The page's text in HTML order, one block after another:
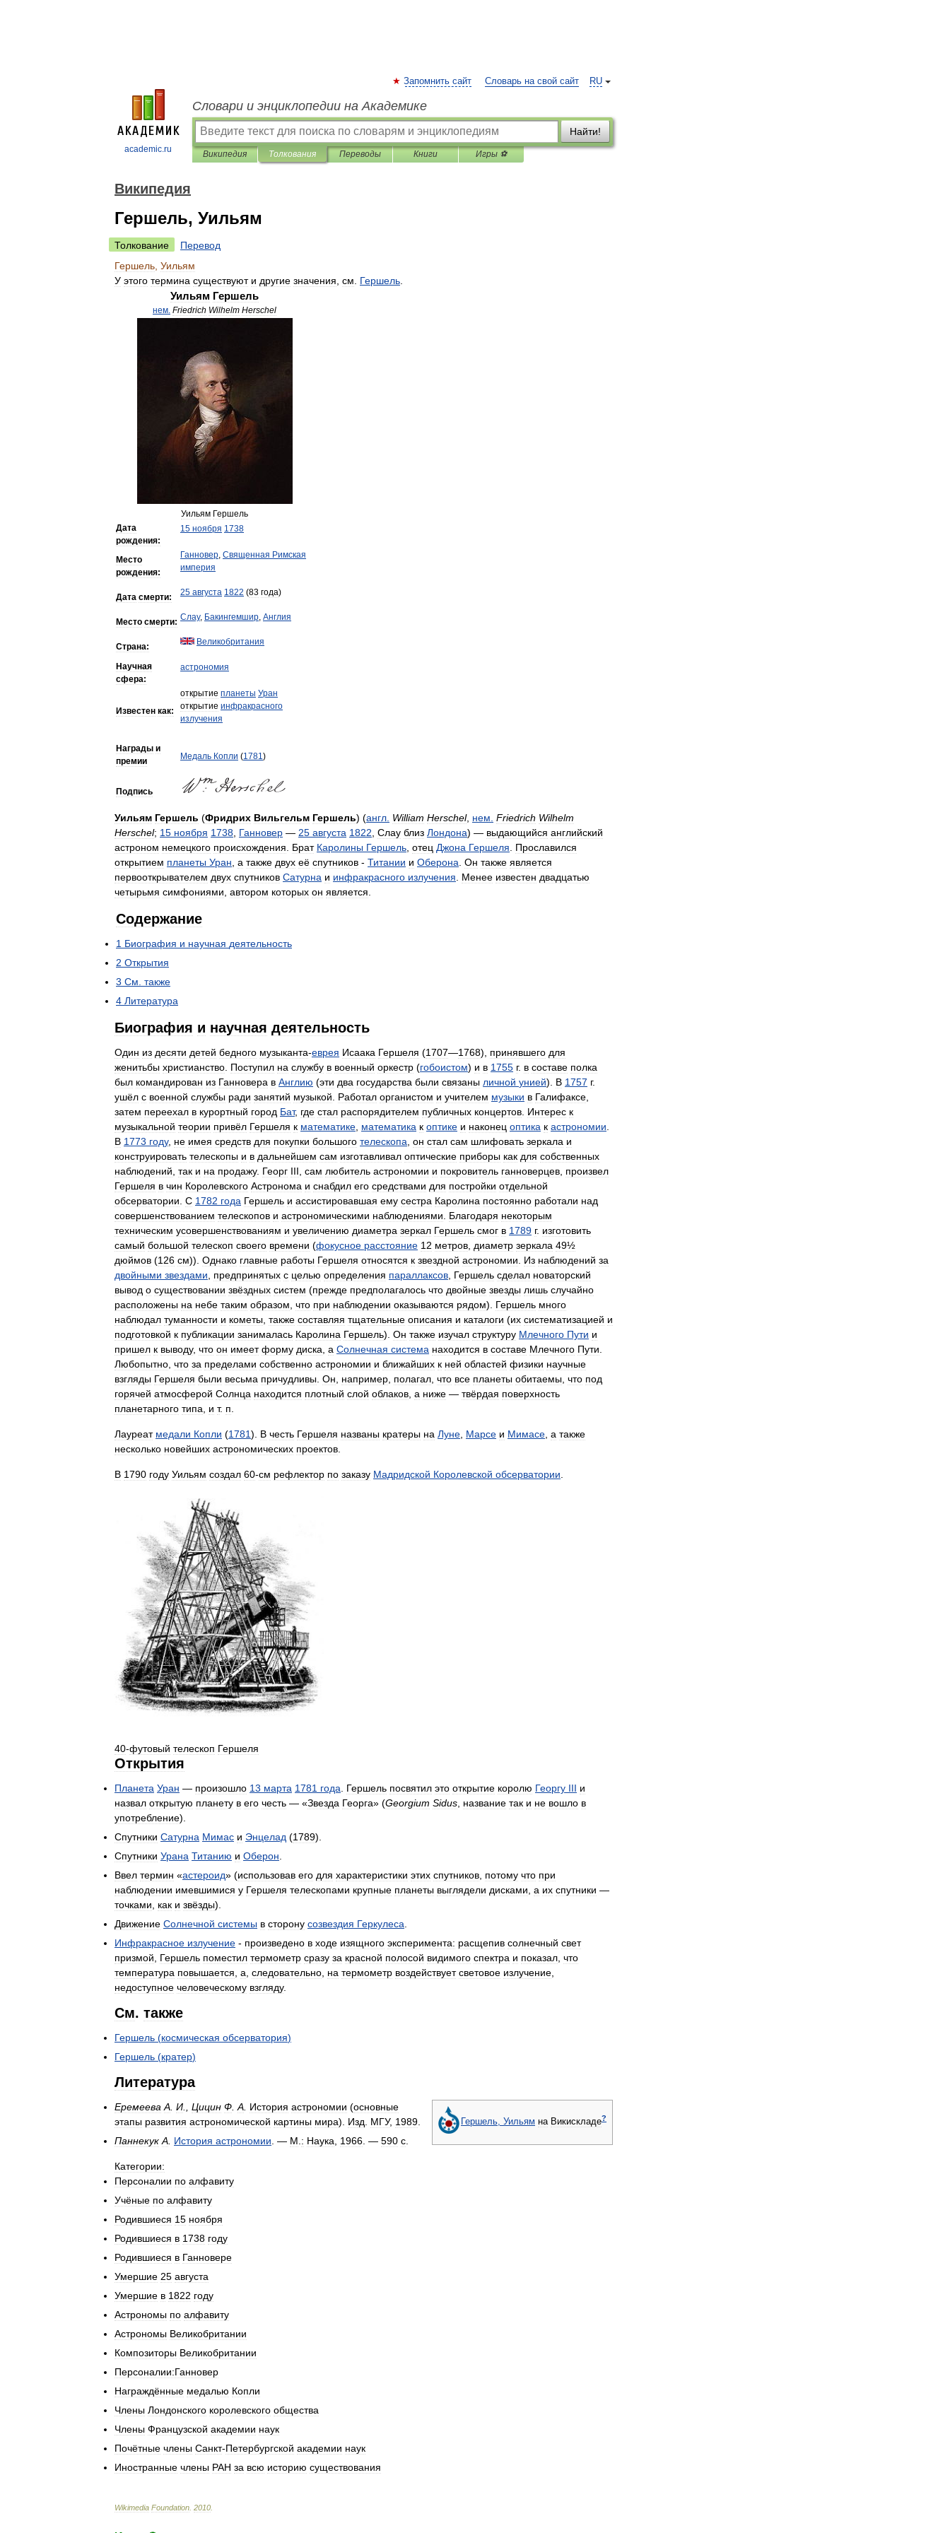
academic.ru
RU
Запомнить сайт Словарь на свой сайт
Словари и энциклопедии на Академике
Найти!
Википедия Толкования Переводы Книги Игры ⚽
Википедия
Гершель, Уильям
Толкование
Перевод
Гершель Уильям
У этого термина существуют и другие значения см Гершель
Уильям Гершель
нем. Friedrich Wilhelm Herschel
Уильям Гершель
Дата
рождения:
15 ноября 1738
Место
рождения:
Ганновер, Священная Римская
империя
Дата смерти: 25 августа 1822 (83 года)
Место смерти: Слау, Бакингемшир, Англия
Страна: Великобритания
Научная
сфера:
астрономия
Известен как:
открытие планеты Уран
открытие инфракрасного
излучения
Награды и
премии
Медаль Копли (1781)
Подпись
Уильям Гершель (Фридрих Вильгельм Гершель) (англ William Herschel, нем Friedrich Wilhelm
Herschel; 15 ноября 1738 Ганновер — 25 августа 1822 Слау близ Лондона) — выдающийся английский
астроном немецкого происхождения Брат Каролины Гершель отец Джона Гершеля
Прославился
открытием планеты Уран а также двух её спутников - Титании и Оберона Он также является
первооткрывателем двух спутников Сатурна и инфракрасного излучения Менее известен двадцатью
четырьмя симфониями автором которых он является
Содержание
1 Биография и научная деятельность
2 Открытия
3 См также
4 Литература
Биография и научная деятельность
Один из десяти детей бедного музыканта-еврея Исаака Гершеля (1707—1768), принявшего для
женитьбы христианство Поступил на службу в военный оркестр (гобоистом) и в 1755 г. в составе полка
был командирован из Ганновера в Англию (эти два государства были связаны личной унией). В 1757 г.
ушёл с военной службы ради занятий музыкой Работал органистом и учителем музыки в Галифаксе
затем переехал в курортный город Бат, где стал распорядителем публичных концертов Интерес к
музыкальной теории привёл Гершеля к математике математика к оптике и наконец оптика к астрономии
В 1773 году, не имея средств для покупки большого телескопа он стал сам шлифовать зеркала и
конструировать телескопы и в дальнейшем сам изготавливал оптические приборы как для собственных
наблюдений так и на продажу. Георг III сам любитель астрономии и покровитель ганноверцев произвел
Гершеля в чин Королевского Астронома и снабдил его средствами для постройки отдельной
обсерватории С 1782 года Гершель и ассистировавшая ему сестра Каролина постоянно работали над
совершенствованием телескопов и астрономическими наблюдениями Благодаря некоторым
техническим усовершенствованиям и увеличению диаметра зеркал Гершель смог в 1789 г. изготовить
самый большой телескоп своего времени (фокусное расстояние 12 метров диаметр зеркала 49½
дюймов (126 см)). Однако главные работы Гершеля относятся к звездной астрономии Из наблюдений за
двойными звездами предпринятых с целью определения параллаксов Гершель сделал новаторский
вывод о существовании звёздных систем (прежде предполагалось что двойные звезды лишь случайно
расположены на небе таким образом что при наблюдении оказываются рядом). Гершель много
наблюдал туманности и кометы также составляя тщательные описания и каталоги (их систематизацией и
подготовкой к публикации занималась Каролина Гершель). Он также изучал структуру Млечного Пути и
пришел к выводу, что он имеет форму диска а Солнечная система находится в составе Млечного Пути
Любопытно что за пределами собственно астрономии и ближайших к ней областей физики научные
взгляды Гершеля были весьма причудливы Он например полагал что все планеты обитаемы что под
горячей атмосферой Солнца находится плотный слой облаков а ниже — твёрдая поверхность
планетарного типа и т. п
Лауреат медали Копли (1781). В честь Гершеля названы кратеры на Луне Марсе и Мимасе а также
несколько новейших астрономических проектов
В 1790 году Уильям создал 60-см рефлектор по заказу Мадридской Королевской обсерватории
40-футовый телескоп Гершеля
Открытия
Планета Уран — произошло 13 марта 1781 года Гершель посвятил это открытие королю Георгу III и
назвал открытую планету в его честь — «Звезда Георга» (Georgium Sidus название так и не вошло в
употребление).
Спутники Сатурна Мимас и Энцелад (1789).
Спутники Урана Титанию и Оберон
Ввел термин «астероид» (использовав его для характеристики этих спутников потому что при
наблюдении имевшимися у Гершеля телескопами крупные планеты выглядели дисками а их спутники —
точками
как и звёзды).
Движение Солнечной системы в сторону созвездия Геркулеса
Инфракрасное излучение - произведено в ходе изящного эксперимента: расщепив солнечный свет
призмой
Гершель поместил термометр сразу за красной полосой видимого спектра и показал что
температура повышается а следовательно на термометр воздействует световое излучение
недоступное человеческому взгляду.
См. также
Гершель (космическая обсерватория)
Гершель (кратер)
Литература
Гершель Уильям на Викискладе?
Еремеева А И Цицин Ф А История астрономии (основные
этапы развития астрономической картины мира). Изд МГУ, 1989
Паннекук А История астрономии . — М : Наука 1966 . — 590 с
Категории:
Персоналии по алфавиту
Учёные по алфавиту
Родившиеся 15 ноября
Родившиеся в 1738 году
Родившиеся в Ганновере
Умершие 25 августа
Умершие в 1822 году
Астрономы по алфавиту
Астрономы Великобритании
Композиторы Великобритании
Персоналии:Ганновер
Награждённые медалью Копли
Члены Лондонского королевского общества
Члены Французской академии наук
Почётные члены Санкт-Петербургской академии наук
Иностранные члены РАН за всю историю существования
Wikimedia Foundation 2010